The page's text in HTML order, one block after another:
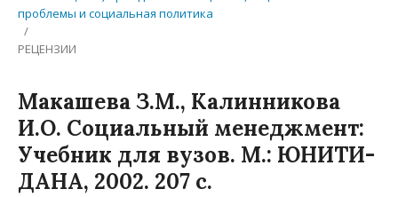
проблемы и социальная политика
/
РЕЦЕНЗИИ
Макашева З.М., Калинникова
И.О. Социальный менеджмент:
Учебник для вузов. М.: ЮНИТИ-
ДАНА, 2002. 207 с.